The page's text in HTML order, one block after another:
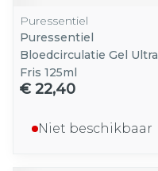
Puressentiel
Puressentiel
Bloedcirculatie Gel Ultra
Fris 125ml
€ 22,40
Niet beschikbaar